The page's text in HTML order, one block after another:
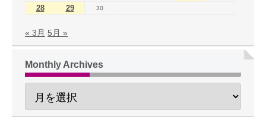
28 29 30
« 3月 5月 »
Monthly Archives